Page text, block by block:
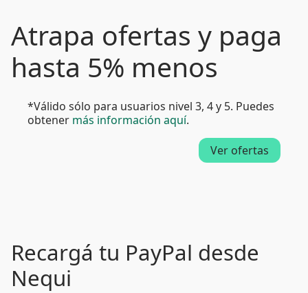
Atrapa ofertas y paga
hasta 5% menos
*Válido sólo para usuarios nivel 3, 4 y 5. Puedes
obtener más información aquí.
Ver ofertas
Recargá tu PayPal desde
Nequi